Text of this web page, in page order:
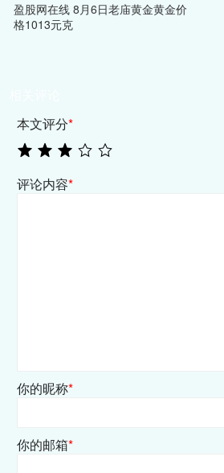
盈股网在线 8月6日老庙黄金黄金价
格1013元克
本文评分*
评论内容*
你的昵称*
你的邮箱*